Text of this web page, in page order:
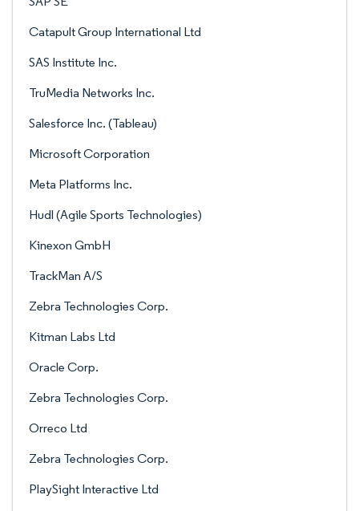
Catapult Group International Ltd
SAS Institute Inc.
TruMedia Networks Inc.
Salesforce Inc. (Tableau)
Microsoft Corporation
Meta Platforms Inc.
Hudl (Agile Sports Technologies)
Kinexon GmbH
TrackMan A/S
Zebra Technologies Corp.
Kitman Labs Ltd
Oracle Corp.
Zebra Technologies Corp.
Orreco Ltd
Zebra Technologies Corp.
PlaySight Interactive Ltd